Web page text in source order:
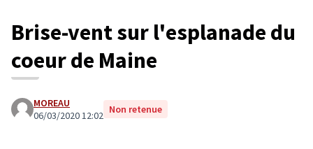
Brise-vent sur l'esplanade du
coeur de Maine
MOREAU
06/03/2020 12:02 Non retenue